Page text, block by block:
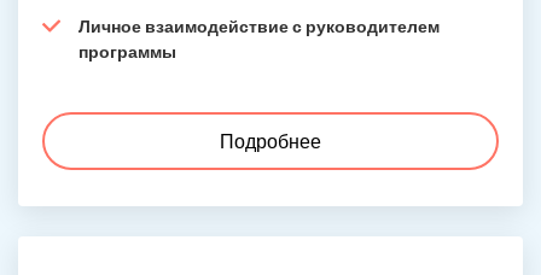
Личное взаимодействие с руководителем
программы
Подробнее